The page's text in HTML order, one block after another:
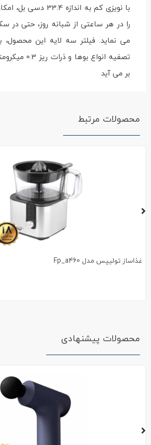
با نویزی کم به اندازه
را در هر ساعتی از شبانه روز، حتی
می نماید. فیلتر سه لایه این
تصفیه انواع
بر می آید
محصولات مرتبط
غذاساز تولیپس مدل Fp_a460
محصولات پیشنهادی